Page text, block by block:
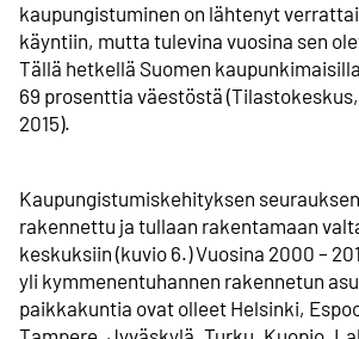
kaupungistuminen on lähtenyt
käyntiin, mutta tulevina vuosina sen
Tällä hetkellä Suomen
69 prosenttia väestöstä
2015).
Kaupungistumiskehityksen
rakennettu ja tullaan rakentamaan
keskuksiin (kuvio 6.) Vuosina 2000 –
yli kymmenen­tuhannen rakennetun
paikkakuntia ovat olleet Helsinki,